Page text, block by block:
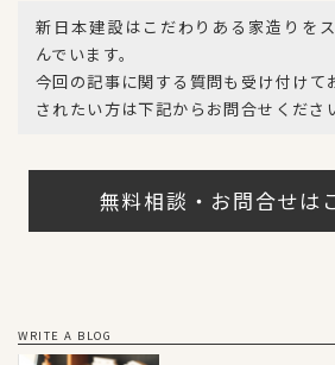
b
o
o
k
t
e
r
新日本建設はこだわりある家造りを
んでいます。
今回の記事に関する質問も受け付けて
されたい方は下記からお問合せくださ
無料相談・お問合せは
WRITE A BLOG